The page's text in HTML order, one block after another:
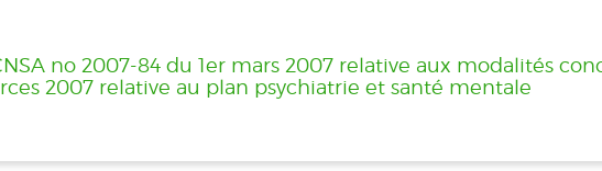
no 2007-84 du 1er mars 2007 relative aux modalités
2007 relative au plan psychiatrie et santé mentale